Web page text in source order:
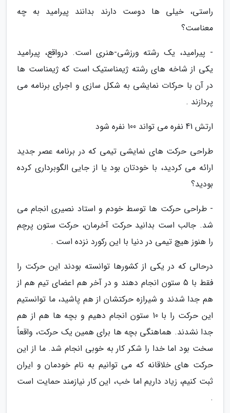
راستی، خیلی ها دوست دارند بدانند پیرامید به چه
معناست؟
- پیرامید، یک رشته ورزشی-هنری است. درواقع، پیرامید
یکی از شاخه های رشته ژیمناستیک است که ژیمناست ها
در آن با حرکات نمایشی به شکل سازی و اجرای برنامه می
پردازند .
ارتش 41 نفره می تواند 100 نفره شود
طراحی حرکت های نمایشی تیمی که در برنامه عصر جدید
ارائه می کردید، با خودتان بود یا از جایی الگوبرداری کرده
بودید؟
- طراحی حرکت ها توسط خودم و استاد نصیری انجام می
شد. جالب است بدانید حرکت آخرمان، حرکت ستون پرچم
را هنوز هیچ تیمی در دنیا با این رکورد نزده است .
درحالی که در یکی از کشورها توانسته بودند این حرکت را
فقط با 5 ستون انجام دهند و در آخر هم اعضای تیم هم از
هم جدا شدند و شیرازه حرکتشان از هم پاشید، ما توانستیم
این حرکت را با 10 ستون انجام دهیم و بچه ها هم از هم
جدا نشدند. هماهنگی بچه ها برای همین یک حرکت، واقعاً
سخت بود اما خدا را شکر کار به خوبی انجام شد. ما از این
حرکت های خلاقانه که می توانیم به نام خودمان و ایران
ثبت کنیم، زیاد داریم اما خب، این کار نیازمند حمایت است
.